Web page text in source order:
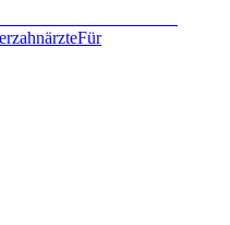
Für